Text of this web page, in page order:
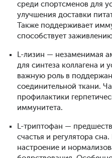
среди спортсменов для
улучшения доставки
Также поддерживает
способствует
L-лизин — незаменимая
для синтеза коллагена и
важную роль в
соединительной ткани.
профилактики
иммунитета.
L-триптофан —
счастья и регулятора
настроение и